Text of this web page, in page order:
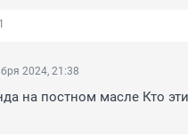
1
2024, 21:38
на постном масле Кто